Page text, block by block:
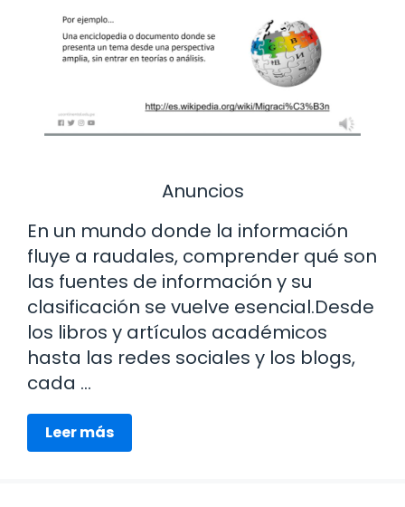
Anuncios
En un mundo donde la información
fluye a raudales, comprender qué son
las fuentes de información y su
clasificación se vuelve esencial.Desde
los libros y artículos académicos
hasta las redes sociales y los blogs,
cada …
Leer más